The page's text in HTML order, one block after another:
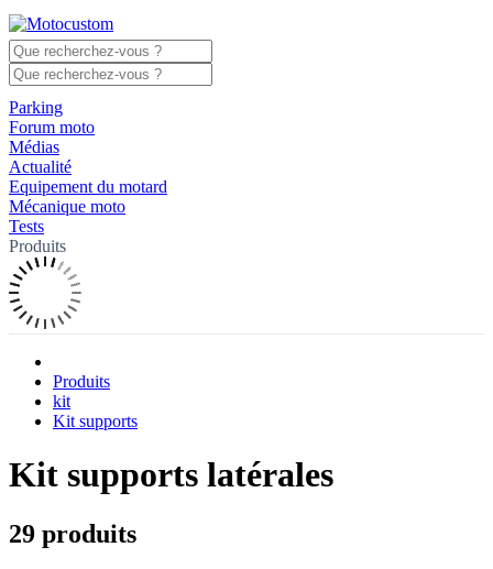
Parking
Forum moto
Médias
Actualité
Equipement du motard
Mécanique moto
Tests
Produits
Produits
kit
Kit supports
Kit supports latérales
29 produits